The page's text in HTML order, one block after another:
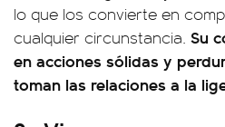
lo que los convierte en
cualquier circunstancia. Su
en acciones sólidas y
toman las relaciones a la